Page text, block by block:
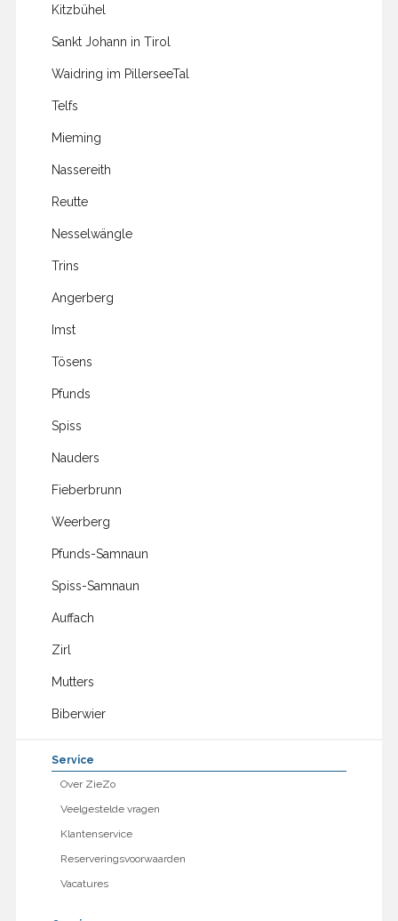
Kitzbühel
Sankt Johann in Tirol
Waidring im PillerseeTal
Telfs
Mieming
Nassereith
Reutte
Nesselwängle
Trins
Angerberg
Imst
Tösens
Pfunds
Spiss
Nauders
Fieberbrunn
Weerberg
Pfunds-Samnaun
Spiss-Samnaun
Auffach
Zirl
Mutters
Biberwier
Service
Over ZieZo
Veelgestelde vragen
Klantenservice
Reserveringsvoorwaarden
Vacatures